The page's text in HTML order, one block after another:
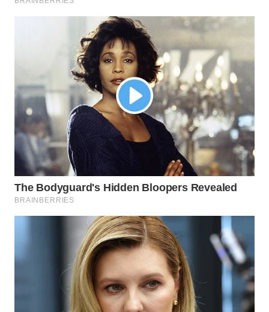
WN
KEPULAUAN
SERIBU
WN
TANGERANG
WN
BINJAI
INDRAMAYU